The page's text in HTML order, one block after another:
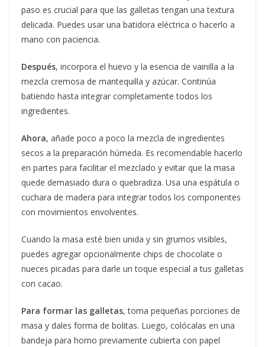
paso es crucial para que las galletas tengan una textura
delicada. Puedes usar una batidora eléctrica o hacerlo a
mano con paciencia.
Después, incorpora el huevo y la esencia de vainilla a la
mezcla cremosa de mantequilla y azúcar. Continúa
batiendo hasta integrar completamente todos los
ingredientes.
Ahora, añade poco a poco la mezcla de ingredientes
secos a la preparación húmeda. Es recomendable hacerlo
en partes para facilitar el mezclado y evitar que la masa
quede demasiado dura o quebradiza. Usa una espátula o
cuchara de madera para integrar todos los componentes
con movimientos envolventes.
Cuando la masa esté bien unida y sin grumos visibles,
puedes agregar opcionalmente chips de chocolate o
nueces picadas para darle un toque especial a tus galletas
con cacao.
Para formar las galletas, toma pequeñas porciones de
masa y dales forma de bolitas. Luego, colócalas en una
bandeja para horno previamente cubierta con papel